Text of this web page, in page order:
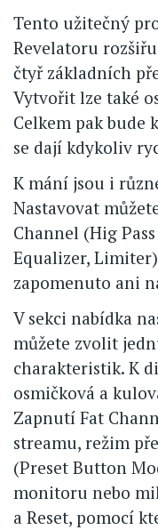
Tento užitečný
Revelatoru
čtyř základních
Vytvořit lze také
Celkem pak bude
se dají kdykoliv
K mání jsou i
Nastavovat
Channel (Hig
Equalizer,
zapomenuto ani
V sekci nabídka
můžete zvolit
charakteristik. K
osmičková a
Zapnutí Fat
streamu, režim
(Preset Button
monitoru nebo
a Reset, pomocí